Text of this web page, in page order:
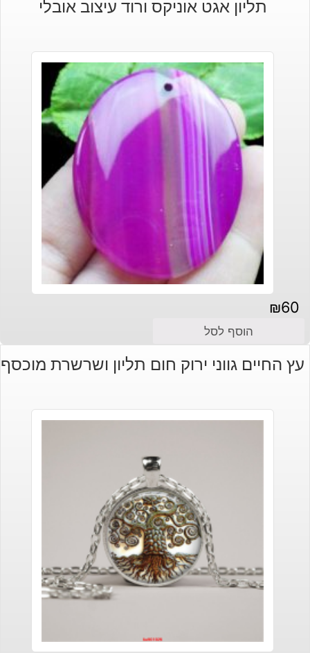
תליון אגט אוניקס ורוד עיצוב אובלי
₪60
הוסף לסל
עץ החיים גווני ירוק חום תליון ושרשרת מוכסף